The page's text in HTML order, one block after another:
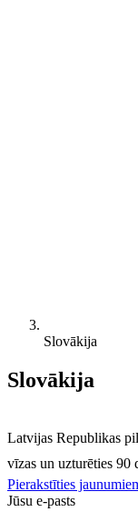
Slovākija
Slovākija
Latvijas Republikas
vīzas un uzturēties 90
Pierakstīties
Jūsu e-pasts